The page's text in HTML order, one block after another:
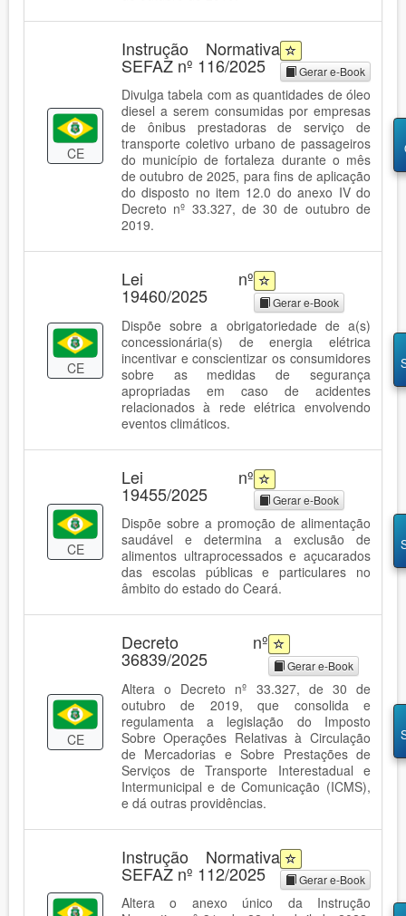
CE
Instrução Normativa
SEFAZ nº 116/2025 Gerar e-Book
Divulga tabela com as quantidades de óleo
diesel a serem consumidas por empresas
de ônibus prestadoras de serviço de
transporte coletivo urbano de passageiros
do município de fortaleza durante o mês
de outubro de 2025, para fins de aplicação
do disposto no item 12.0 do anexo IV do
Decreto nº 33.327, de 30 de outubro de
2019.
CE
Lei nº
19460/2025 Gerar e-Book
Dispõe sobre a obrigatoriedade de a(s)
concessionária(s) de energia elétrica
incentivar e conscientizar os consumidores
sobre as medidas de segurança
apropriadas em caso de acidentes
relacionados à rede elétrica envolvendo
eventos climáticos.
CE
Lei nº
19455/2025 Gerar e-Book
Dispõe sobre a promoção de alimentação
saudável e determina a exclusão de
alimentos ultraprocessados e açucarados
das escolas públicas e particulares no
âmbito do estado do Ceará.
CE
Decreto nº
36839/2025 Gerar e-Book
Altera o Decreto nº 33.327, de 30 de
outubro de 2019, que consolida e
regulamenta a legislação do Imposto
Sobre Operações Relativas à Circulação
de Mercadorias e Sobre Prestações de
Serviços de Transporte Interestadual e
Intermunicipal e de Comunicação (ICMS),
e dá outras providências.
Instrução Normativa
SEFAZ nº 112/2025 Gerar e-Book
Altera o anexo único da Instrução